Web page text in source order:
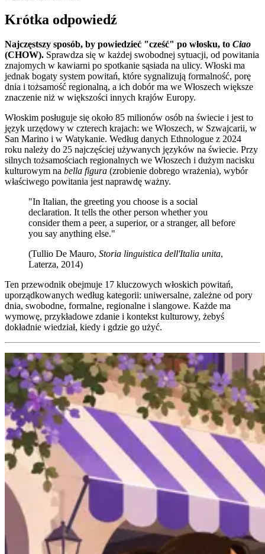
Krótka odpowiedź
Najczęstszy sposób, by powiedzieć "cześć" po włosku, to Ciao
(CHOW). Sprawdza się w każdej swobodnej sytuacji, od powitania
znajomych w kawiarni po spotkanie sąsiada na ulicy. Włoski ma
jednak bogaty system powitań, które sygnalizują formalność, porę
dnia i tożsamość regionalną, a ich dobór ma we Włoszech większe
znaczenie niż w większości innych krajów Europy.
Włoskim posługuje się około 85 milionów osób na świecie i jest to
język urzędowy w czterech krajach: we Włoszech, w Szwajcarii, w
San Marino i w Watykanie. Według danych Ethnologue z 2024
roku należy do 25 najczęściej używanych języków na świecie. Przy
silnych tożsamościach regionalnych we Włoszech i dużym nacisku
kulturowym na bella figura (zrobienie dobrego wrażenia), wybór
właściwego powitania jest naprawdę ważny.
"In Italian, the greeting you choose is a social
declaration. It tells the other person whether you
consider them a peer, a superior, or a stranger, all before
you say anything else."
(Tullio De Mauro, Storia linguistica dell'Italia unita,
Laterza, 2014)
Ten przewodnik obejmuje 17 kluczowych włoskich powitań,
uporządkowanych według kategorii: uniwersalne, zależne od pory
dnia, swobodne, formalne, regionalne i slangowe. Każde ma
wymowę, przykładowe zdanie i kontekst kulturowy, żebyś
dokładnie wiedział, kiedy i gdzie go użyć.